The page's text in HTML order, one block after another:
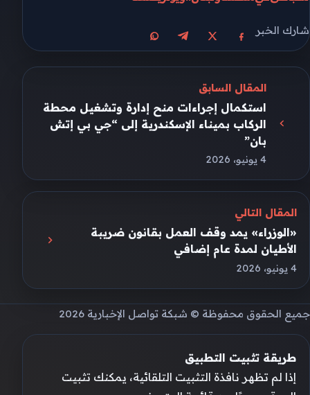
شارك الخبر
مشاركة على فيسبوك
مشاركة على Xمشاركة على تيليجرام
مشاركة على واتساب
المقال السابق
استكمال إجراءات منح إدارة وتشغيل محطة
الركاب بميناء الإسكندرية إلى “جي بي إتش
بان”
4 يونيو، 2026
المقال التالي
«الوزراء» يمد وقف العمل بقانون ضريبة
الأطيان لمدة عام إضافي
4 يونيو، 2026
جميع الحقوق محفوظة © شبكة تواصل الإخبارية 2026
طريقة تثبيت التطبيق
إذا لم تظهر نافذة التثبيت التلقائية، يمكنك تثبيت